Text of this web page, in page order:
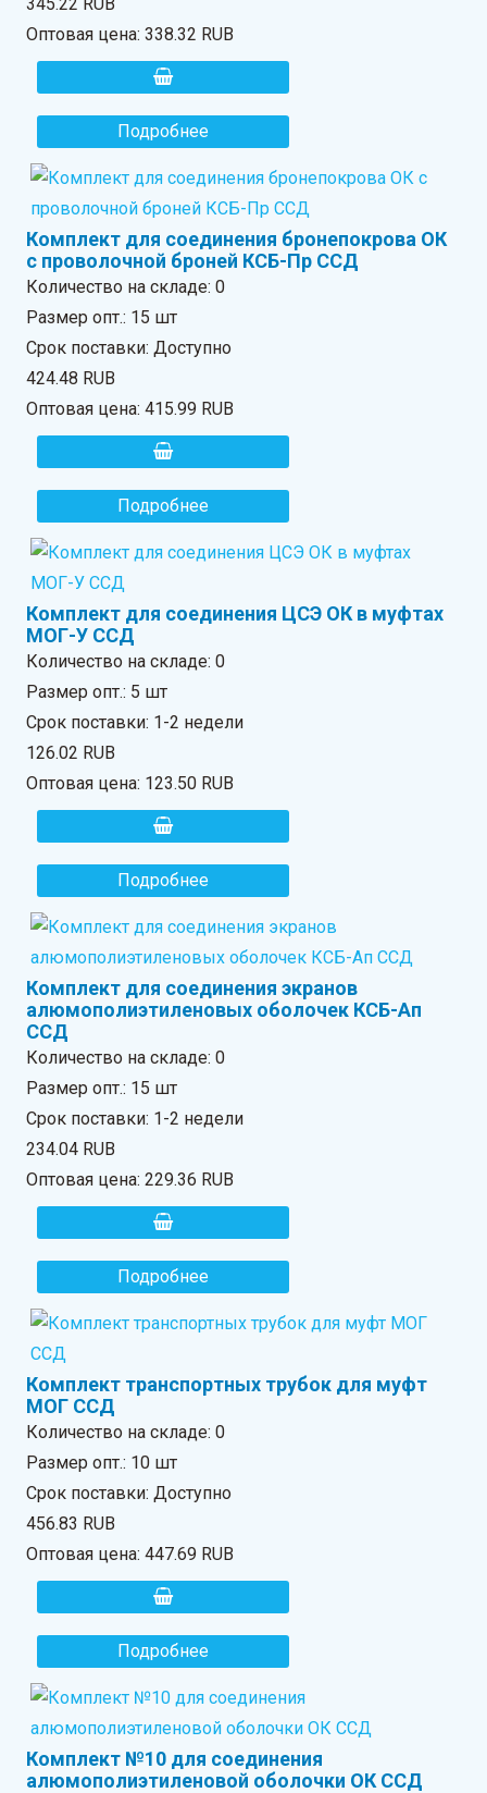
Оптовая цена:338.32 RUB
Подробнее
Комплект для соединения бронепокрова ОК
с проволочной броней КСБ-Пр ССД
Количество на складе:0
Размер опт.: 15 шт
Срок поставки: Доступно
424.48 RUB
Оптовая цена:415.99 RUB
Подробнее
Комплект для соединения ЦСЭ ОК в муфтах
МОГ-У ССД
Количество на складе:0
Размер опт.: 5 шт
Срок поставки: 1-2 недели
126.02 RUB
Оптовая цена: 123.50 RUB
Подробнее
Комплект для соединения экранов
алюмополиэтиленовых оболочек КСБ-Ап
ССД
Количество на складе:0
Размер опт.: 15 шт
Срок поставки: 1-2 недели
234.04 RUB
Оптовая цена:229.36 RUB
Подробнее
Комплект транспортных трубок для муфт
МОГ ССД
Количество на складе:0
Размер опт.: 10 шт
Срок поставки: Доступно
456.83 RUB
Оптовая цена:447.69 RUB
Подробнее
Комплект №10 для соединения
алюмополиэтиленовой оболочки ОК ССД